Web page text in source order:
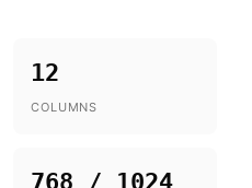
12
COLUMNS
768 / 1024